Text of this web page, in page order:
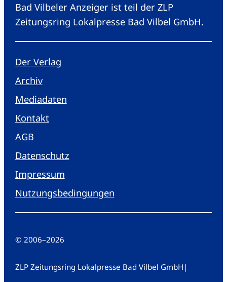
Bad Vilbeler Anzeiger ist teil der ZLP
Zeitungsring Lokalpresse Bad Vilbel GmbH.
Der Verlag
Archiv
Mediadaten
Kontakt
AGB
Datenschutz
Impressum
Nutzungsbedingungen
© 2006–2026
ZLP Zeitungsring Lokalpresse Bad Vilbel GmbH |